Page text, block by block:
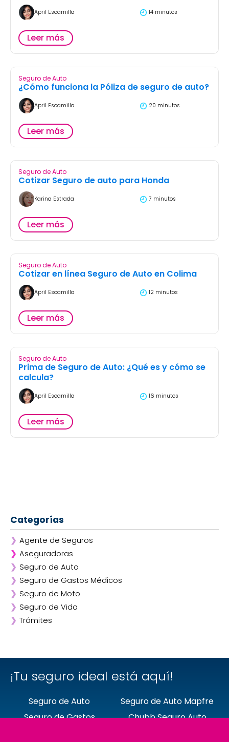
April Escamilla 14 minutos
Leer más
Seguro de Auto
¿Cómo funciona la Póliza de seguro de auto?
April Escamilla 20 minutos
Leer más
Seguro de Auto
Cotizar Seguro de auto para Honda
Karina Estrada 7 minutos
Leer más
Seguro de Auto
Cotizar en línea Seguro de Auto en Colima
April Escamilla 12 minutos
Leer más
Seguro de Auto
Prima de Seguro de Auto: ¿Qué es y cómo se
calcula?
April Escamilla 16 minutos
Leer más
Categorías
❯ Agente de Seguros
❯ Aseguradoras
❯ Afirme
❯ ANA
❯ AXA
❯ Chubb
❯ GNP
❯ Seguro de Auto
❯ Seguro de Gastos Médicos
❯ Seguro de Moto
❯ Seguro de Vida
❯ Trámites
¡Tu seguro ideal está aquí!
Seguro de Auto
Seguro de Gastos
Seguro de Auto Mapfre
Chubb Seguro Auto